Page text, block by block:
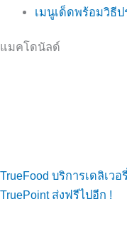
เมนูเด็ดพร้อมวิธีป
แมคโดนัลด์
TrueFood บริการเดลิเว
TruePoint ส่งฟรีไปอีก !